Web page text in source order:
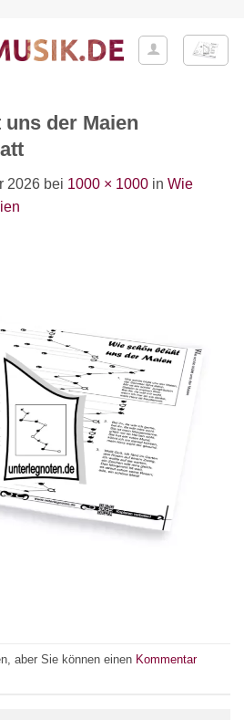
der Maien
2026 bei 1000 × 1000 in Wie
aber Sie können einen Kommentar